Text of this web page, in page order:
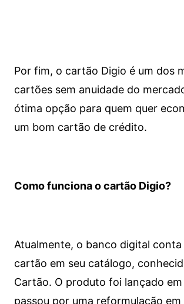
Por fim, o cartão Digio é um dos
cartões sem anuidade do
ótima opção para quem quer
um bom cartão de crédito.
Como funciona o cartão Digio?
Atualmente, o banco digital conta
cartão em seu catálogo,
Cartão. O produto foi lançado em
passou por uma reformulação